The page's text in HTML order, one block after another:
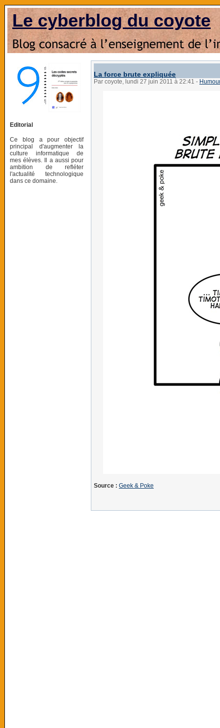
Le cyberblog du coyote
Editorial
Ce blog a pour objectif
principal d'augmenter la
culture informatique de
mes élèves. Il a aussi pour
ambition de refléter
l'actualité technologique
dans ce domaine.
La force brute expliquée
Par coyote, lundi 27 juin 2011 à 22:41 -
Source : Geek & Poke